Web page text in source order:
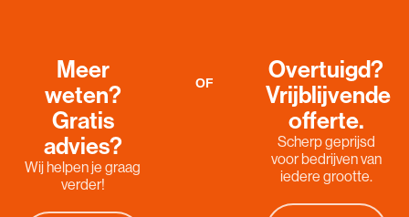
Meer
weten?
Gratis
advies?
Wij helpen je graag
verder!
OF
Overtuigd?
Vrijblijvende
offerte.
Scherp geprijsd
voor bedrijven van
iedere grootte.